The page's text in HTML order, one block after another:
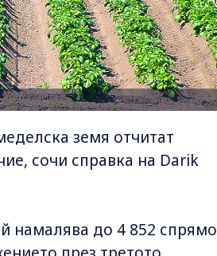
земя отчитат
сочи справка на Darik
намалява до 4 852 спрямо